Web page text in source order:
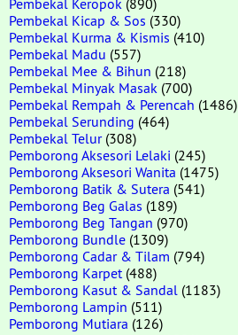
Pembekal Keropok (890)
Pembekal Kicap & Sos (330)
Pembekal Kurma & Kismis (410)
Pembekal Madu (557)
Pembekal Mee & Bihun (218)
Pembekal Minyak Masak (700)
Pembekal Rempah & Perencah (1486)
Pembekal Serunding (464)
Pembekal Telur(308)
Pemborong Aksesori Lelaki (245)
Pemborong Aksesori Wanita (1475)
Pemborong Batik & Sutera (541)
Pemborong Beg Galas (189)
Pemborong Beg Tangan (970)
Pemborong Bundle (1309)
Pemborong Cadar & Tilam (794)
Pemborong Karpet(488)
Pemborong Kasut & Sandal (1183)
Pemborong Lampin (511)
Pemborong Mutiara (126)